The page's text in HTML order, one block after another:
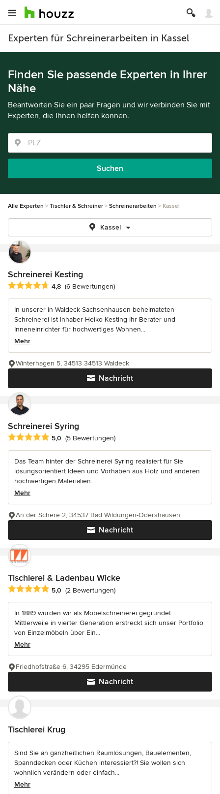
Experten für Schreinerarbeiten in Kassel
Finden Sie passende Experten in Ihrer
Nähe
Beantworten Sie ein paar Fragen und wir verbinden Sie mit
Experten, die Ihnen helfen können.
Suchen
Alle Experten Tischler & Schreiner Schreinerarbeiten Kassel
Kassel
Schreinerei Kesting
Durchschnittliche Bewertung: 4.8 von 5 Sternen
4,8 (6 Bewertungen)
In unserer in Waldeck-Sachsenhausen beheimateten
Schreinerei ist Inhaber Heiko Kesting Ihr Berater und
Inneneinrichter für hochwertiges Wohnen...
Mehr
Nachricht
Winterhagen 5, 34513 34513 Waldeck
Schreinerei Syring
Durchschnittliche Bewertung: 5 von 5 Sternen
5,0 (5 Bewertungen)
Das Team hinter der Schreinerei Syring realisiert für Sie
lösungsorientiert Ideen und Vorhaben aus Holz und anderen
hochwertigen Materialien....
Mehr
Nachricht
An der Schere 2, 34537 Bad Wildungen-Odershausen
Tischlerei & Ladenbau Wicke
Durchschnittliche Bewertung: 5 von 5 Sternen
5,0 (2 Bewertungen)
In 1889 wurden wir als Möbelschreinerei gegründet.
Mittlerweile in vierter Generation erstreckt sich unser Portfolio
von Einzelmöbeln über Ein...
Mehr
Nachricht
Friedhofstraße 6, 34295 Edermünde
Tischlerei Krug
Sind Sie an ganzheitlichen Raumlösungen, Bauelementen,
Spanndecken oder Küchen interessiert?! Sie wollen sich
wohnlich verändern oder einfach...
Mehr